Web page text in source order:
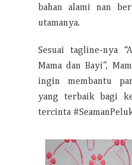
bahan alami nan
utamanya.
Sesuai tagline-nya
Mama dan Bayi”,
ingin membantu
yang terbaik bagi
tercinta